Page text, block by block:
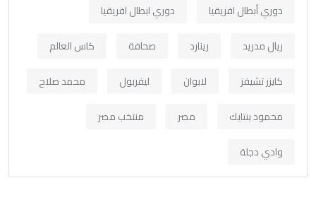
دوري أبطال افريقيا
دوري ابطال افريقيا
ريال مدريد
رينارد صحافة
كاس العالم
كايزر تشيفز
لابوان ليفربول
محمد صلاح
محمود بنتايك
مصر
منتخب مصر
وادي دجلة